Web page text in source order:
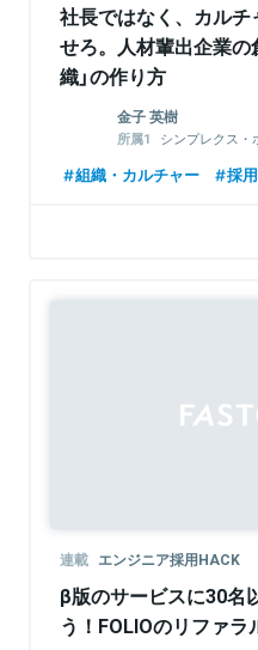
社長ではなく、カル
せろ。人材輩出企業の
織」の作り方
金子 英樹
シンプレクス・
シンプレクス株
組織・カルチャー 採用
連載 エンジニア採用HACK
β版のサービスに30名
う！FOLIOのリファラ